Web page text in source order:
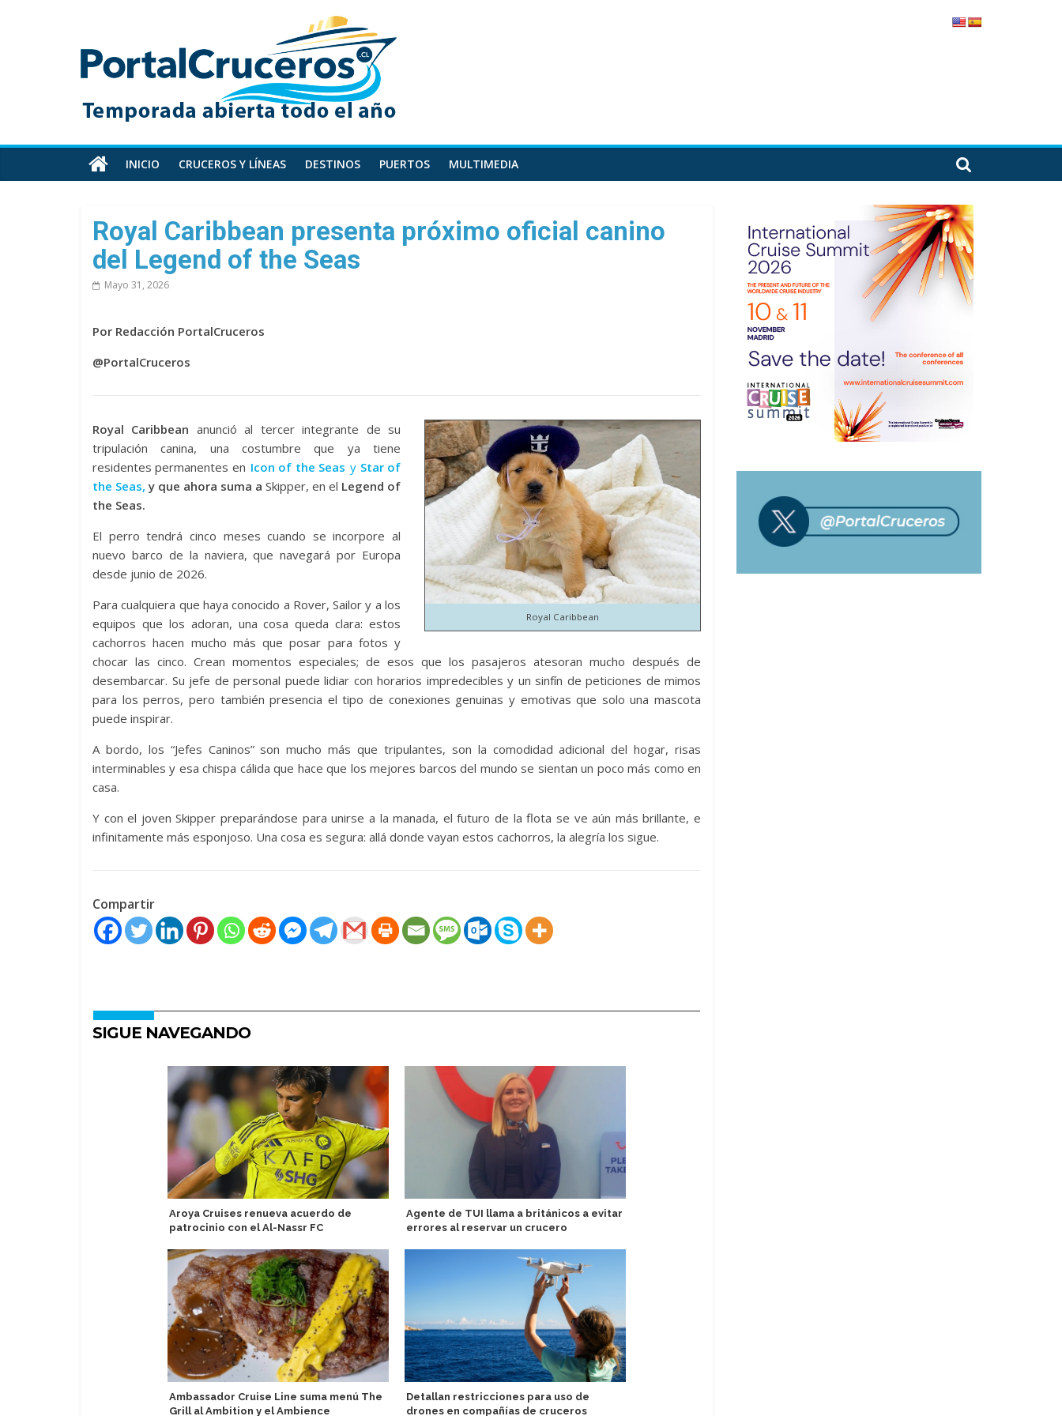
PortalCruceros
Toda
información
cruceros
en
un
sitio
INICIO CRUCEROS Y LÍNEAS DESTINOS PUERTOS MULTIMEDIA
Royal Caribbean presenta próximo oficial canino
del Legend of the Seas
Mayo 31, 2026
Por Redacción PortalCruceros
@PortalCruceros
Royal Caribbean
Royal Caribbean anunció al tercer integrante de su
tripulación canina, una costumbre que ya tiene
residentes permanentes en Icon of the Seas y Star of
the Seas, y que ahora suma a Skipper, en el Legend of
the Seas.
El perro tendrá cinco meses cuando se incorpore al
nuevo barco de la naviera, que navegará por Europa
desde junio de 2026.
Para cualquiera que haya conocido a Rover, Sailor y a los
equipos que los adoran, una cosa queda clara: estos
cachorros hacen mucho más que posar para fotos y
chocar las cinco. Crean momentos especiales; de esos que los pasajeros atesoran mucho después de
desembarcar. Su jefe de personal puede lidiar con horarios impredecibles y un sinfín de peticiones de mimos
para los perros, pero también presencia el tipo de conexiones genuinas y emotivas que solo una mascota
puede inspirar.
A bordo, los “Jefes Caninos” son mucho más que tripulantes, son la comodidad adicional del hogar, risas
interminables y esa chispa cálida que hace que los mejores barcos del mundo se sientan un poco más como en
casa.
Y con el joven Skipper preparándose para unirse a la manada, el futuro de la flota se ve aún más brillante, e
infinitamente más esponjoso. Una cosa es segura: allá donde vayan estos cachorros, la alegría los sigue.
Compartir
SIGUE NAVEGANDO
Aroya Cruises renueva acuerdo de
patrocinio con el Al-Nassr FC
Ambassador Cruise Line suma menú The
Grill al Ambition y el Ambience
Agente de TUI llama a británicos a evitar
errores al reservar un crucero
Detallan restricciones para uso de
drones en compañías de cruceros